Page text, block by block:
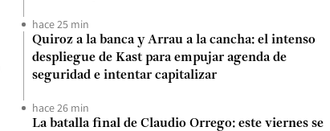
hace 25 min
Quiroz a la banca y Arrau a la cancha: el intenso
despliegue de Kast para empujar agenda de
seguridad e intentar capitalizar
hace 26 min
La batalla final de Claudio Orrego: este viernes se